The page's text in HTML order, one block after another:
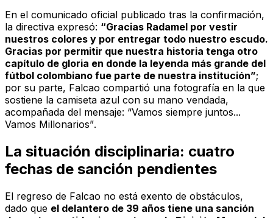
En el comunicado oficial publicado tras la confirmación,
la directiva expresó: “Gracias Radamel por vestir
nuestros colores y por entregar todo nuestro escudo.
Gracias por permitir que nuestra historia tenga otro
capítulo de gloria en donde la leyenda más grande del
fútbol colombiano fue parte de nuestra institución”;
por su parte, Falcao compartió una fotografía en la que
sostiene la camiseta azul con su mano vendada,
acompañada del mensaje: “Vamos siempre juntos...
Vamos Millonarios”.
La situación disciplinaria: cuatro
fechas de sanción pendientes
El regreso de Falcao no está exento de obstáculos,
dado que el delantero de 39 años tiene una sanción